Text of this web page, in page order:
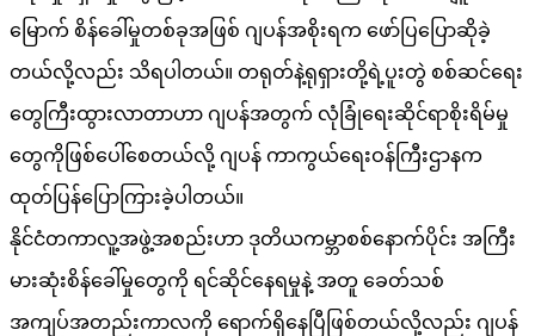
မြောက် စိန်ခေါ်မှုတစ်ခုအဖြစ် ဂျပန်အစိုးရက ဖော်ပြပြောဆိုခဲ့
တယ်လို့လည်း သိရပါတယ်။ တရုတ်နဲ့ရုရှားတို့ရဲ့ပူးတွဲ စစ်ဆင်ရေး
တွေကြီးထွားလာတာဟာ ဂျပန်အတွက် လုံခြုံရေးဆိုင်ရာစိုးရိမ်မှု
တွေကိုဖြစ်ပေါ်စေတယ်လို့ ဂျပန် ကာကွယ်ရေးဝန်ကြီးဌာနက
ထုတ်ပြန်ပြောကြားခဲ့ပါတယ်။
နိုင်ငံတကာလူ့အဖွဲ့အစည်းဟာ ဒုတိယကမ္ဘာစစ်နောက်ပိုင်း အကြီး
မားဆုံးစိန်ခေါ်မှုတွေကို ရင်ဆိုင်နေရမှုနဲ့ အတူ ခေတ်သစ်
အကျပ်အတည်းကာလကို ရောက်ရှိနေပြီဖြစ်တယ်လို့လည်း ဂျပန်